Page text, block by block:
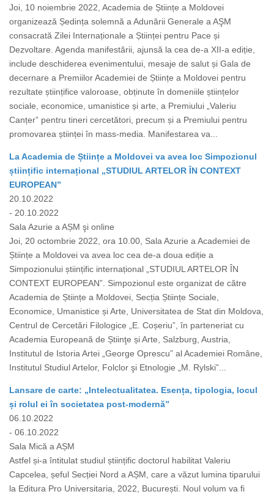
Joi, 10 noiembrie 2022, Academia de Științe a Moldovei
organizează Ședința solemnă a Adunării Generale a AŞM
consacrată Zilei Internaționale a Științei pentru Pace și
Dezvoltare. Agenda manifestării, ajunsă la cea de-a XII-a ediție,
include deschiderea evenimentului, mesaje de salut și Gala de
decernare a Premiilor Academiei de Științe a Moldovei pentru
rezultate științifice valoroase, obținute în domeniile științelor
sociale, economice, umanistice și arte, a Premiului „Valeriu
Canțer” pentru tineri cercetători, precum și a Premiului pentru
promovarea științei în mass-media. Manifestarea va...
La Academia de Științe a Moldovei va avea loc Simpozionul
științific internațional „STUDIUL ARTELOR ÎN CONTEXT
EUROPEAN”
20.10.2022
- 20.10.2022
Sala Azurie a AȘM şi online
Joi, 20 octombrie 2022, ora 10.00, Sala Azurie a Academiei de
Științe a Moldovei va avea loc cea de-a doua ediție a
Simpozionului științific internațional „STUDIUL ARTELOR ÎN
CONTEXT EUROPEAN”. Simpozionul este organizat de către
Academia de Științe a Moldovei, Secția Științe Sociale,
Economice, Umanistice și Arte, Universitatea de Stat din Moldova,
Centrul de Cercetări Filologice „E. Coșeriu”, în parteneriat cu
Academia Europeană de Știinţe și Arte, Salzburg, Austria,
Institutul de Istoria Artei „George Oprescu” al Academiei Române,
Institutul Studiul Artelor, Folclor şi Etnologie „M. Rylski”...
Lansare de carte: „Intelectualitatea. Esența, tipologia, locul
și rolul ei în societatea post-modernă”
06.10.2022
- 06.10.2022
Sala Mică a AȘM
Astfel și-a întitulat studiul științific doctorul habilitat Valeriu
Capcelea, șeful Secției Nord a AȘM, care a văzut lumina tiparului
la Editura Pro Universitaria, 2022, București. Noul volum va fi